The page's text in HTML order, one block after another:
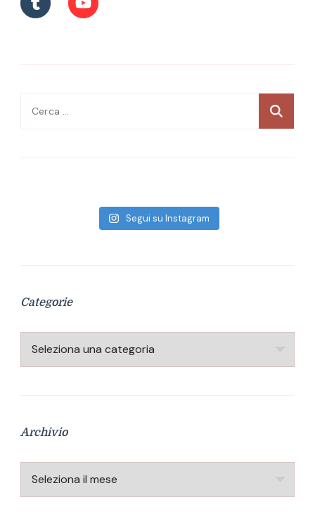
Ricerca
Segui su Instagram
Categorie
Categorie
Archivio
Archivio